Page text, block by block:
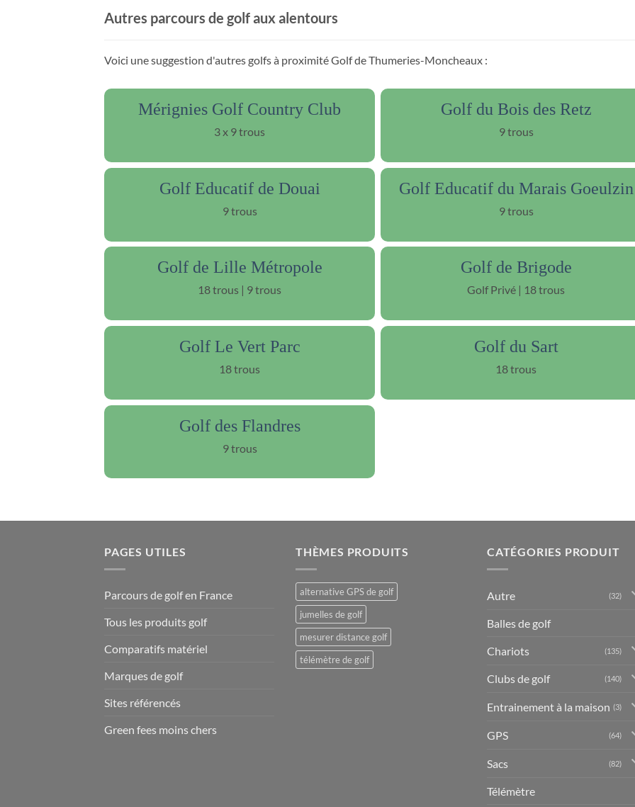
Autres parcours de golf aux alentours
Voici une suggestion d'autres golfs à proximité Golf de Thumeries-Moncheaux :
Mérignies Golf Country Club
3 x 9 trous
Golf du Bois des Retz
9 trous
Golf Educatif de Douai
9 trous
Golf Educatif du Marais Goeulzin
9 trous
Golf de Lille Métropole
18 trous | 9 trous
Golf de Brigode
Golf Privé | 18 trous
Golf Le Vert Parc
18 trous
Golf du Sart
18 trous
Golf des Flandres
9 trous
PAGES UTILES
Parcours de golf en France
Tous les produits golf
Comparatifs matériel
Marques de golf
Sites référencés
Green fees moins chers
THÈMES PRODUITS
alternative GPS de golf
jumelles de golf
mesurer distance golf
télémètre de golf
CATÉGORIES PRODUIT
Autre (32)
Balles de golf
Chariots (135)
Clubs de golf (140)
Entrainement à la maison (3)
GPS (64)
Sacs (82)
Télémètre